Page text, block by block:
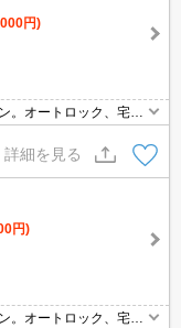
円)
。オートロック、宅配
詳細を見る
円)
。オートロック、宅配